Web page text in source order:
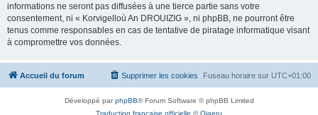
informations ne seront pas diffusées à une tierce partie sans votre
consentement, ni « Korvigelloù An DROUIZIG », ni phpBB, ne pourront être
tenus comme responsables en cas de tentative de piratage informatique visant
à compromettre vos données.
Accueil du forum Fuseau horaire sur UTC+01:00
Supprimer les cookies
Développé parphpBB® Forum Software © phpBB Limited
Traduction française officielle ©Qiaeru